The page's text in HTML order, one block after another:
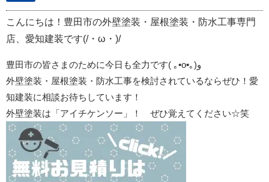
こんにちは！豊田市の外壁塗装・屋根塗装・防水工事専門
店、愛知建装です(/・ω・)/
豊田市の皆さまのために今日も全力です( ｡•o•｡)و
外壁塗装・屋根塗装・防水工事を検討されているならぜひ！愛
知建装に相談お待ちしています！
外壁塗装は「アイチケンソー」！ ぜひ覚えてください☆笑